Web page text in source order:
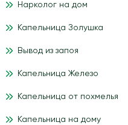
Нарколог на дом
Капельница Золушка
Вывод из запоя
Капельница Железо
Капельница от похмелья
Капельница на дому